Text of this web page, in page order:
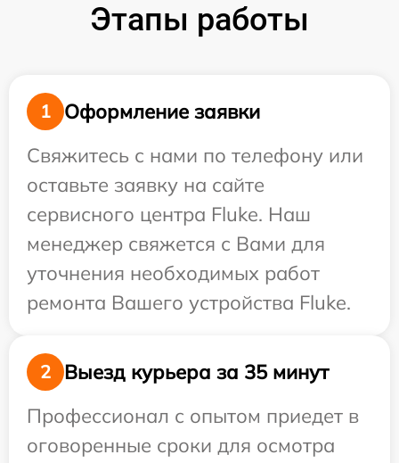
Этапы работы
1
Оформление заявки
Свяжитесь с нами по телефону или
оставьте заявку на сайте
сервисного центра Fluke. Наш
менеджер свяжется с Вами для
уточнения необходимых работ
ремонта Вашего устройства Fluke.
2
Выезд курьера за 35 минут
Профессионал с опытом приедет в
оговоренные сроки для осмотра